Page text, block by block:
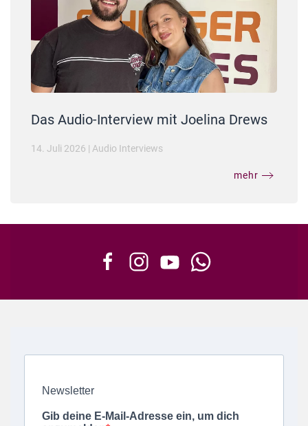
Das Audio-Interview mit Joelina Drews
14. Juli 2026 | Audio Interviews
mehr